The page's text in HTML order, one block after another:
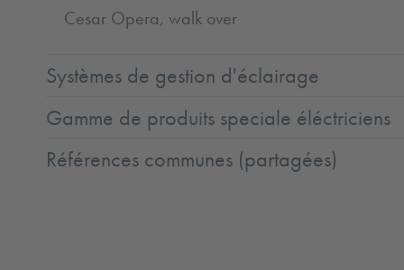
Cesar Opera, walk over
Systèmes de gestion d'éclairage
Gamme de produits speciale éléctriciens
Références communes (partagées)